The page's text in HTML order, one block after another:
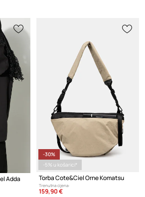
Adda
-30%
-5% u košarici*
Torba Cote&Ciel Orne Komatsu
Trenutna cijena:
159,90 €